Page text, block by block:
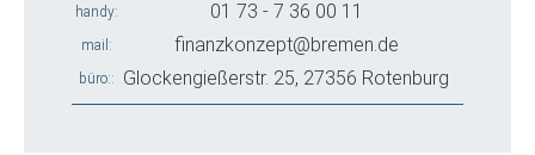
handy 01 73 - 7 36 00 11
mail finanzkonzept@bremen.de
büro: Glockengießerstr. 25, 27356 Rotenburg